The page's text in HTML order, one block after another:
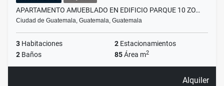
APARTAMENTO AMUEBLADO EN EDIFICIO PARQUE 10 ZO…
Ciudad de Guatemala, Guatemala, Guatemala
3 Habitaciones 2 Estacionamientos
2 Baños 85Área m2
Alquiler